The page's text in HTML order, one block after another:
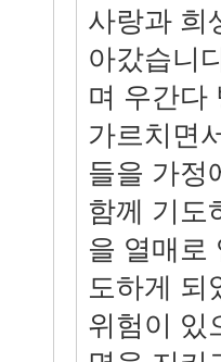
사랑과 희
아갔습니
며 우간다
가르치면
들을 가정
함께 기도
을 열매로
도하게 되
위험이 있